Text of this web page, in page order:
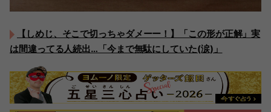
【しめじ、そこで切っちゃダメーー！】「この形が正解」実
は間違ってる人続出…「今まで無駄にしていた(涙)」